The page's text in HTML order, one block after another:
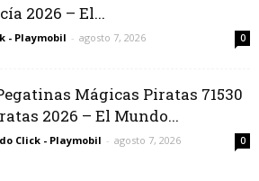
2026 – El...
- Playmobil - agosto 7, 2026 0
Mágicas Piratas 71530
2026 – El Mundo...
Click - Playmobil - agosto 7, 2026 0